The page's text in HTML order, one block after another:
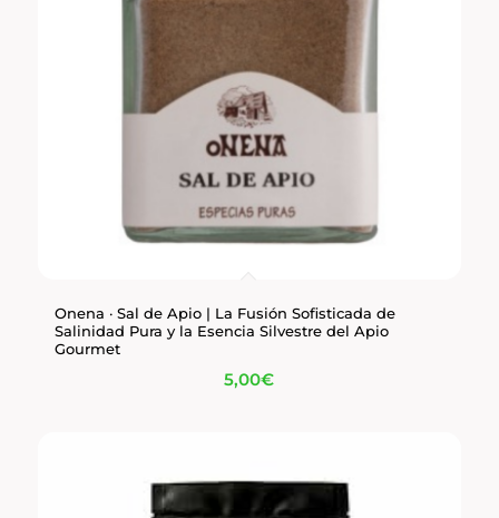
Onena · Sal de Apio | La Fusión Sofisticada de
Salinidad Pura y la Esencia Silvestre del Apio
Gourmet
5,00€